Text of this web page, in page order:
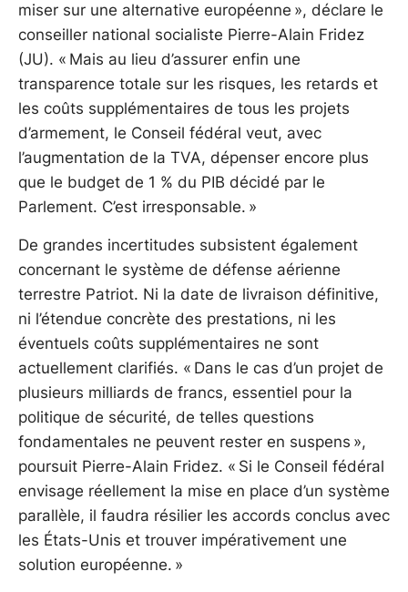
miser sur une alternative européenne », déclare le
conseiller national socialiste Pierre-Alain Fridez
(JU). « Mais au lieu d’assurer enfin une
transparence totale sur les risques, les retards et
les coûts supplémentaires de tous les projets
d’armement, le Conseil fédéral veut, avec
l’augmentation de la TVA, dépenser encore plus
que le budget de 1 % du PIB décidé par le
Parlement. C’est irresponsable. »
De grandes incertitudes subsistent également
concernant le système de défense aérienne
terrestre Patriot. Ni la date de livraison définitive,
ni l’étendue concrète des prestations, ni les
éventuels coûts supplémentaires ne sont
actuellement clarifiés. « Dans le cas d’un projet de
plusieurs milliards de francs, essentiel pour la
politique de sécurité, de telles questions
fondamentales ne peuvent rester en suspens »,
poursuit Pierre-Alain Fridez. « Si le Conseil fédéral
envisage réellement la mise en place d’un système
parallèle, il faudra résilier les accords conclus avec
les États-Unis et trouver impérativement une
solution européenne. »